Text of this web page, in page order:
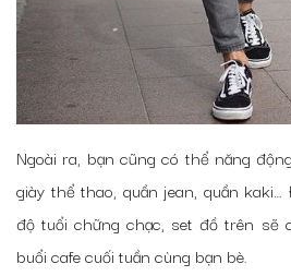
Ngoài ra, bạn cũng có thể năng
giày thể thao, quần jean, quần
độ tuổi chững chạc, set đồ trên sẽ
buổi cafe cuối tuần cùng bạn bè.